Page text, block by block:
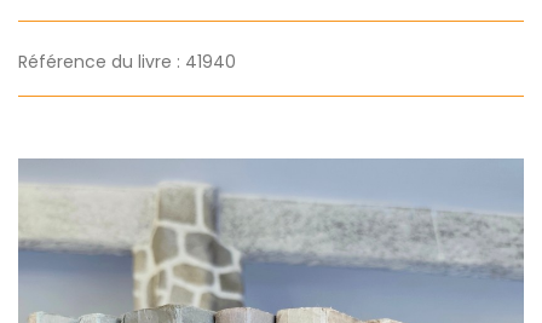
Référence du livre : 41940